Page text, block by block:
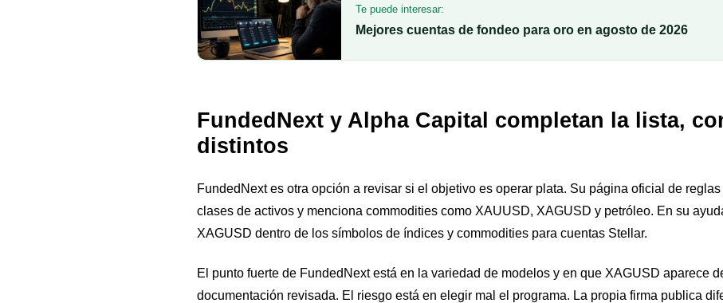
Te puede interesar:
Mejores cuentas de fondeo para oro en agosto de 2026
FundedNext y Alpha Capital completan la lista,
distintos
FundedNext es otra opción a revisar si el objetivo es operar plata. Su página oficial de
clases de activos y menciona commodities como XAUUSD, XAGUSD y petróleo. En su
XAGUSD dentro de los símbolos de índices y commodities para cuentas Stellar.
El punto fuerte de FundedNext está en la variedad de modelos y en que XAGUSD aparece
documentación revisada. El riesgo está en elegir mal el programa. La propia firma publica